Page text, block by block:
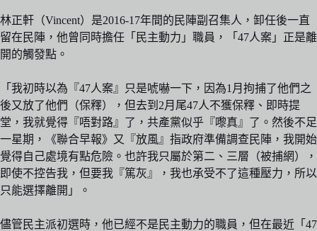
林正軒（Vincent）是2016-17年間的民陣副召集人，卸任後一直
留在民陣，他曾同時擔任「民主動力」職員，「47人案」正是離
開的觸發點。
「我初時以為『47人案』只是唬嚇一下，因為1月拘捕了他們之
後又放了他們（保釋），但去到2月尾47人不獲保釋、即時提
堂，我就覺得『唔對路』了，共產黨似乎『嚟真』了。然後不足
一星期，《聯合早報》又『放風』指政府準備調查民陣，我開始
覺得自己處境有點危險。也許我只屬於第二、三層（被捕網），
即使不控告我，但要我『篤灰』，我也承受不了這種壓力，所以
只能選擇離開」。
儘管民主派初選時，他已經不是民主動力的職員，但在最近「47